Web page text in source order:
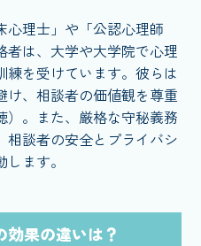
心理士」や「公認心理師
者は、大学や大学院で心理
を受けています。彼らは
け、相談者の価値観を尊重
）。また、厳格な守秘義務
相談者の安全とプライバシ
ます。
効果の違いは？